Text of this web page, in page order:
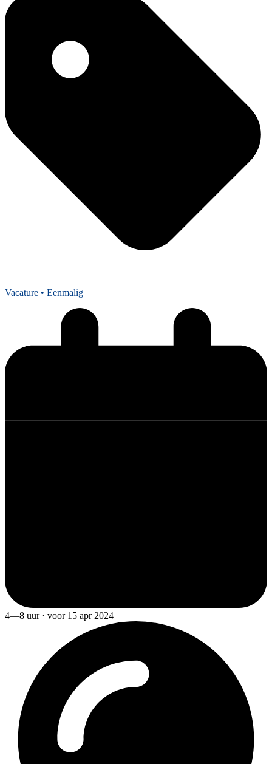
Vacature • Eenmalig
4—8 uur · voor 15 apr 2024